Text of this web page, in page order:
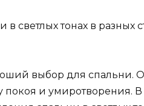
выбор для спальни.
покоя и умиротворения.